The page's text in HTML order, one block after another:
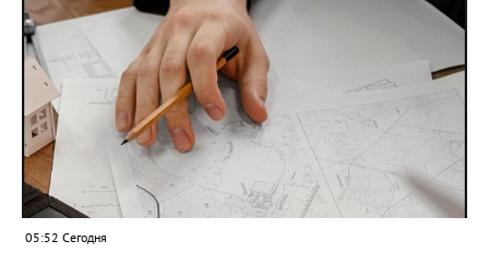
снятие. В целом не давать им взаймы сегодня просят 543 с
лишним тысячи человек. Почти 89 тысяч за это время решили
запрет отозвать. При этом, утверждают аналитики бюро,
примерно каждый пятый из тех, кто установил самозапрет,
никогда кредиты не брал, столько же погасили долги недавно,
а больше половины имеют долговые обязательства сейчас.
05:52 Сегодня